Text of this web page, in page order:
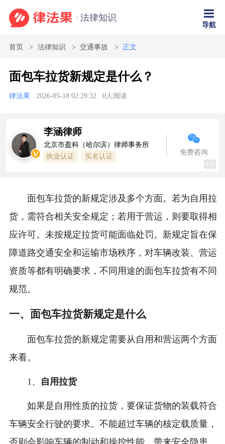
法律知识
导航
首页 法律知识 交通事故 正文
面包车拉货新规定是什么？
律法果 2026-05-18 02:29:32 0人阅读
李涵律师
北京市盈科（哈尔滨）律师事务所
执业认证 实名认证
免费咨询
面包车拉货的新规定涉及多个方面。若为自用拉
货，需符合相关安全规定；若用于营运，则要取得相
应许可。未按规定拉货可能面临处罚。新规定旨在保
障道路交通安全和运输市场秩序，对车辆改装、营运
资质等都有明确要求，不同用途的面包车拉货有不同
规范。
一、面包车拉货新规定是什么
面包车拉货的新规定需要从自用和营运两个方面
来看。
1、 自用拉货
如果是自用性质的拉货，要保证货物的装载符合
车辆安全行驶的要求。不能超过车辆的核定载质量，